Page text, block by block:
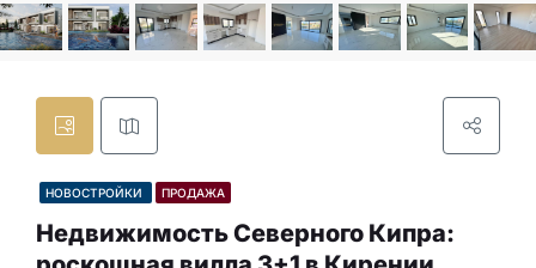
НОВОСТРОЙКИ ПРОДАЖА
Недвижимость Северного Кипра: